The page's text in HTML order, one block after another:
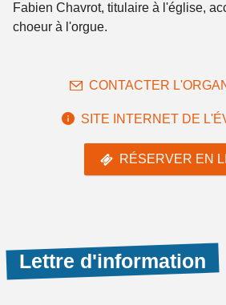
Fabien Chavrot, titulaire à l'église,
choeur à l'orgue.
CONTACTER
SITE INTERNET DE
RÉSERVER EN
Lettre d'information